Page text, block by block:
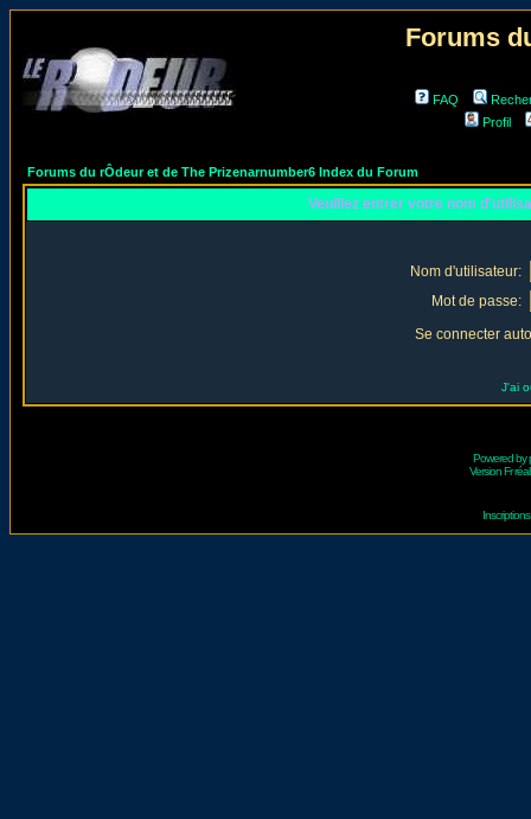
Forums
FAQ
Profil
Forums du rÔdeur et de The Prizenarnumber6 Index du Forum
Veuillez entrer votre nom
Nom d'utilisateur:
Mot de passe:
Se connecter
J'ai
Powered by
Version Fr